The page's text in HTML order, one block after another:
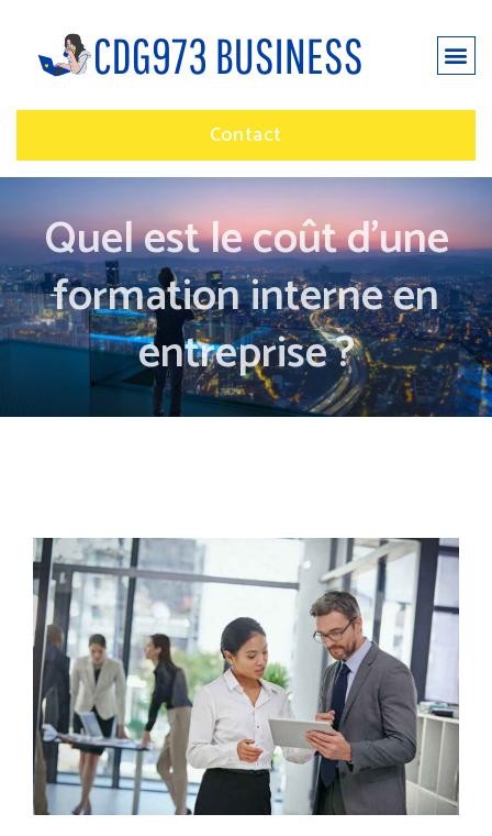
Contact
Quel est le coût d’une
formation interne en
entreprise ?